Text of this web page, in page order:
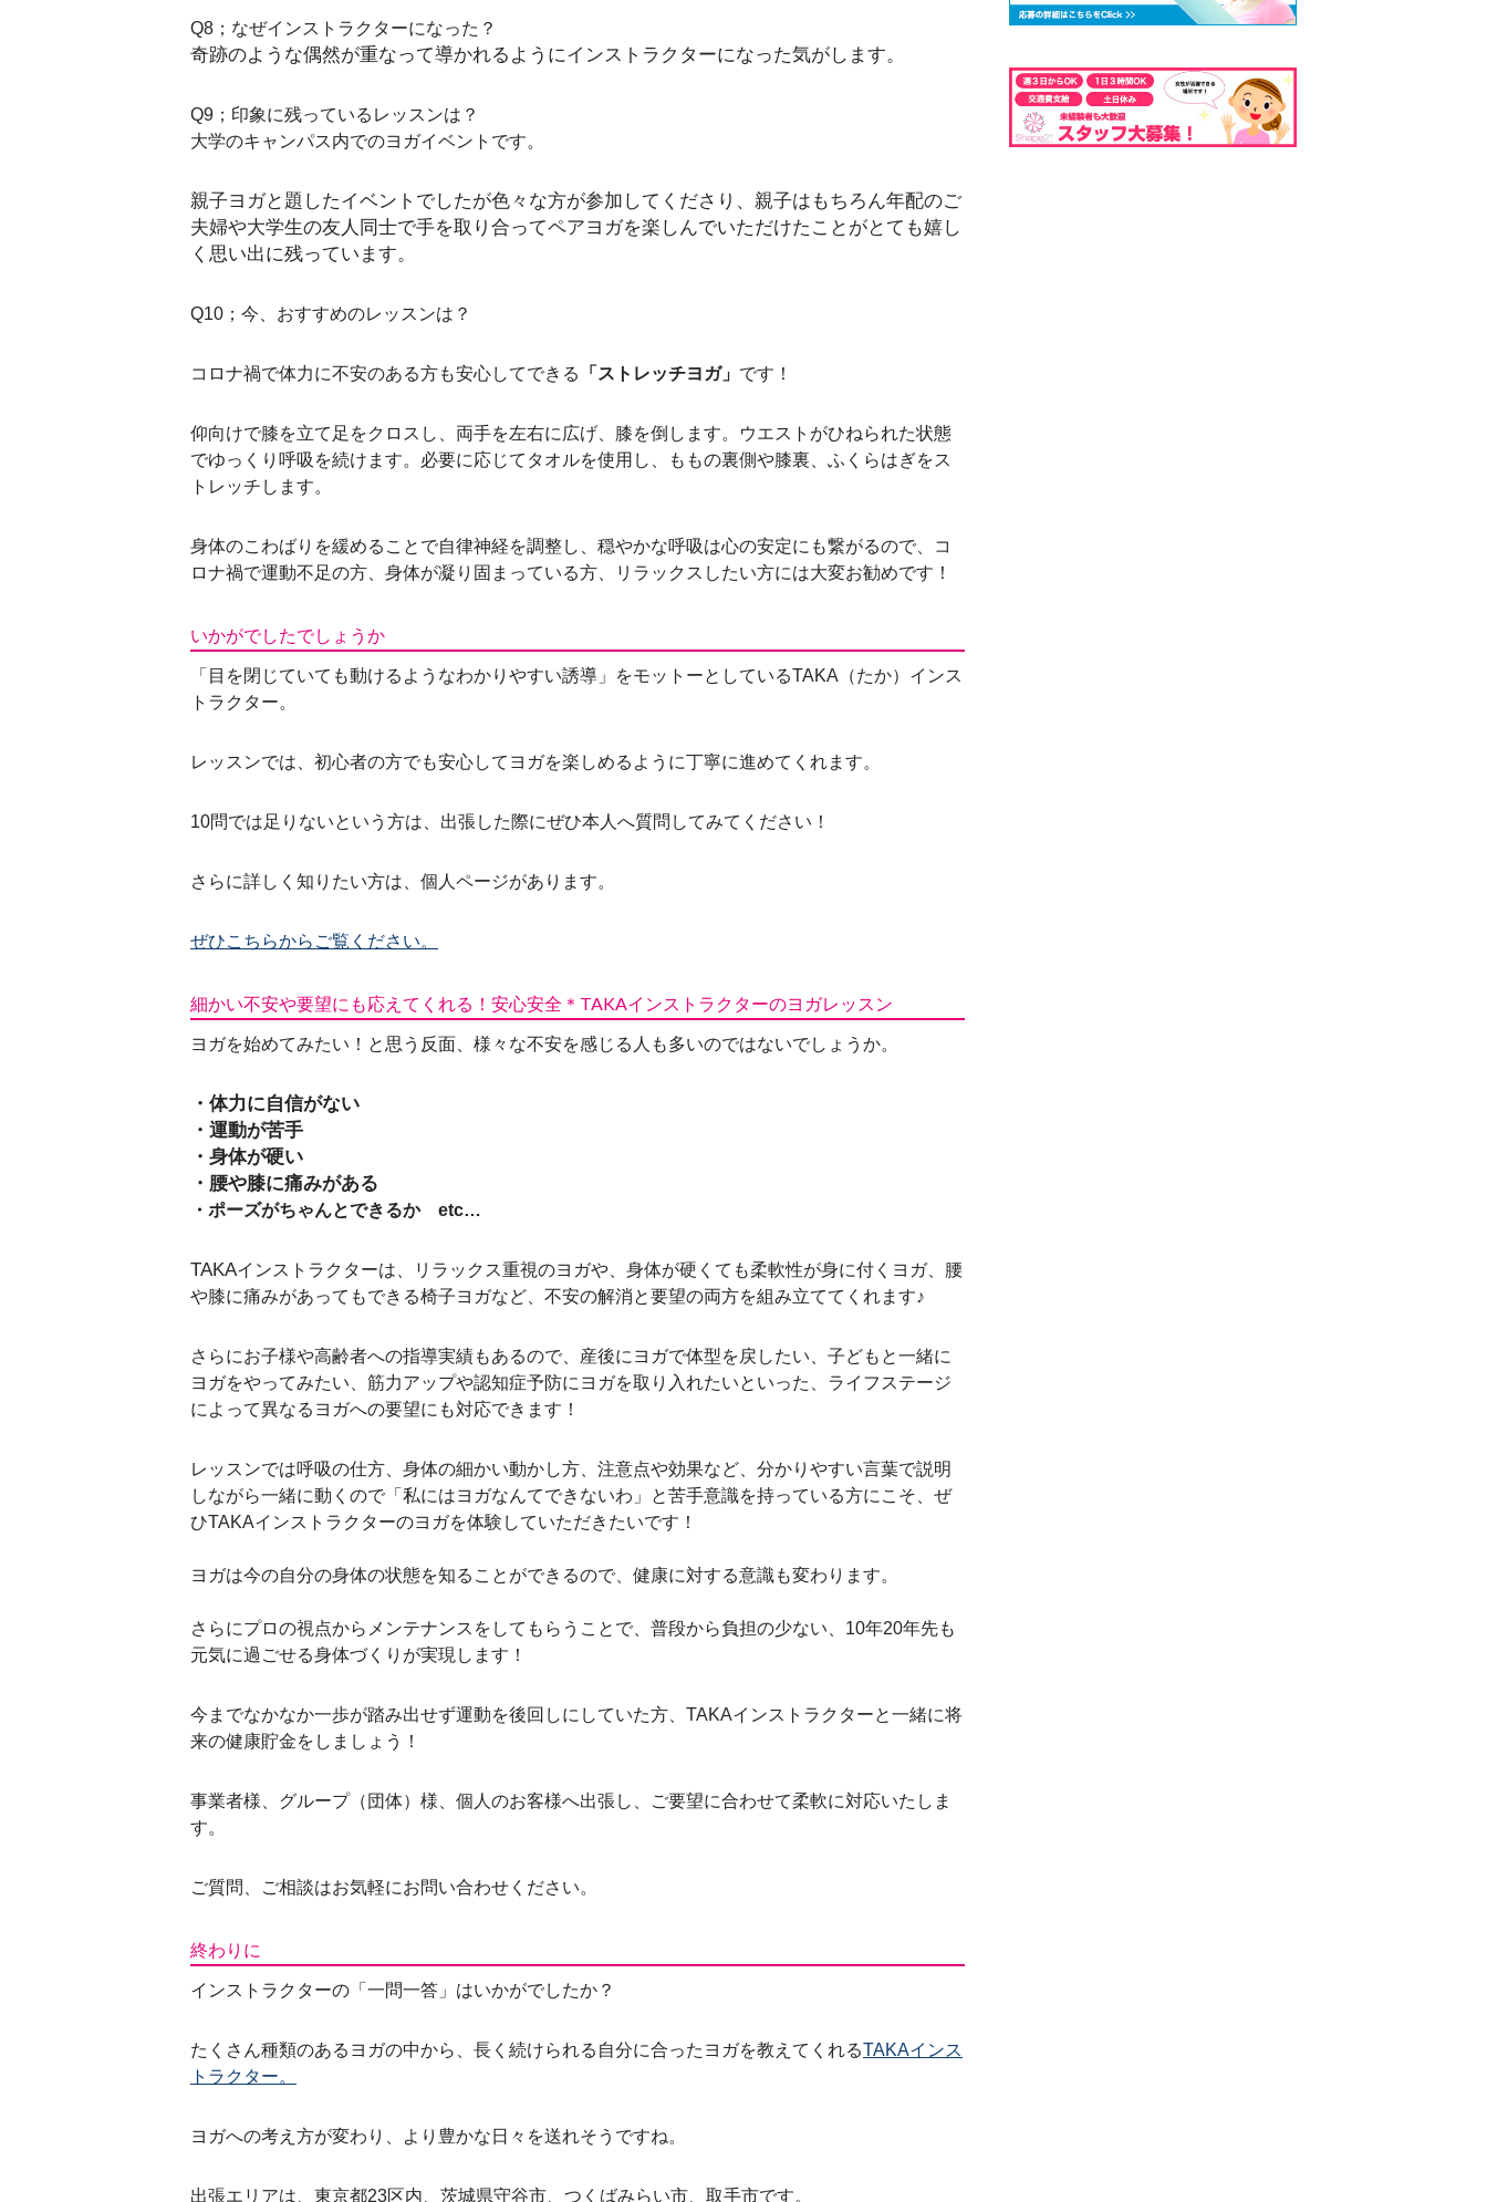
Q8；なぜインストラクターになった？
奇跡のような偶然が重なって導かれるようにインストラクターになった気がします。
Q9；印象に残っているレッスンは？
大学のキャンパス内でのヨガイベントです。
親子ヨガと題したイベントでしたが色々な方が参加してくださり、親子はもちろん年配のご
夫婦や大学生の友人同士で手を取り合ってペアヨガを楽しんでいただけたことがとても嬉し
く思い出に残っています。
Q10；今、おすすめのレッスンは？
コロナ禍で体力に不安のある方も安心してできる 「ストレッチヨガ」 です！
仰向けで膝を立て足をクロスし、両手を左右に広げ、膝を倒します。ウエストがひねられた状態
でゆっくり呼吸を続けます。必要に応じてタオルを使用し、ももの裏側や膝裏、ふくらはぎをス
トレッチします。
身体のこわばりを緩めることで自律神経を調整し、穏やかな呼吸は心の安定にも繋がるので、コ
ロナ禍で運動不足の方、身体が凝り固まっている方、リラックスしたい方には大変お勧めです！
いかがでしたでしょうか
「目を閉じていても動けるようなわかりやすい誘導」をモットーとしているTAKA（たか）インス
トラクター。
レッスンでは、初心者の方でも安心してヨガを楽しめるように丁寧に進めてくれます。
10問では足りないという方は、出張した際にぜひ本人へ質問してみてください！
さらに詳しく知りたい方は、個人ページがあります。
ぜひこちらからご覧ください。
細かい不安や要望にも応えてくれる！安心安全＊TAKAインストラクターのヨガレッスン
ヨガを始めてみたい！と思う反面、様々な不安を感じる人も多いのではないでしょうか。
・体力に自信がない
・運動が苦手
・身体が硬い
・腰や膝に痛みがある
・ポーズがちゃんとできるか etc…
TAKAインストラクターは、リラックス重視のヨガや、身体が硬くても柔軟性が身に付くヨガ、腰
や膝に痛みがあってもできる椅子ヨガなど、不安の解消と要望の両方を組み立ててくれます♪
さらにお子様や高齢者への指導実績もあるので、産後にヨガで体型を戻したい、子どもと一緒に
ヨガをやってみたい、筋力アップや認知症予防にヨガを取り入れたいといった、ライフステージ
によって異なるヨガへの要望にも対応できます！
レッスンでは呼吸の仕方、身体の細かい動かし方、注意点や効果など、分かりやすい言葉で説明
しながら一緒に動くので「私にはヨガなんてできないわ」と苦手意識を持っている方にこそ、ぜ
ひTAKAインストラクターのヨガを体験していただきたいです！
ヨガは今の自分の身体の状態を知ることができるので、健康に対する意識も変わります。
さらにプロの視点からメンテナンスをしてもらうことで、普段から負担の少ない、10年20年先も
元気に過ごせる身体づくりが実現します！
今までなかなか一歩が踏み出せず運動を後回しにしていた方、TAKAインストラクターと一緒に将
来の健康貯金をしましょう！
事業者様、グループ（団体）様、個人のお客様へ出張し、ご要望に合わせて柔軟に対応いたしま
す。
ご質問、ご相談はお気軽にお問い合わせください。
終わりに
インストラクターの「一問一答」はいかがでしたか？
たくさん種類のあるヨガの中から、長く続けられる自分に合ったヨガを教えてくれるTAKAインス
トラクター。
ヨガへの考え方が変わり、より豊かな日々を送れそうですね。
出張エリアは、東京都23区内、茨城県守谷市、つくばみらい市、取手市です。